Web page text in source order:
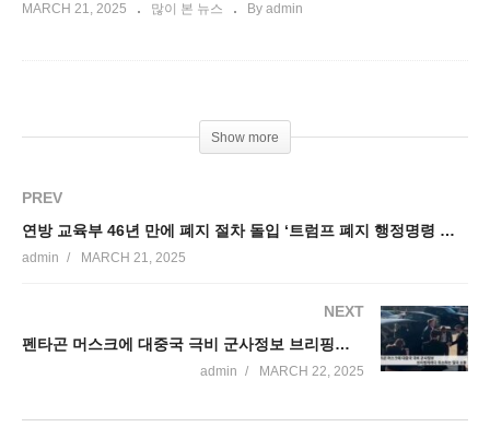
MARCH 21, 2025 많이 본 뉴스 By admin
Show more
PREV
연방 교육부 46년 만에 폐지 절차 돌입 ‘트럼프 폐지 행정명령 서명’
admin MARCH 21, 2025
NEXT
펜타곤 머스크에 대중국 극비 군사정보 브리핑하려다 취소하는 일대 소동
admin MARCH 22, 2025